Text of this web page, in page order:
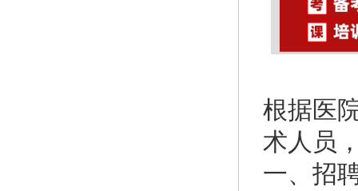
根据医
术人员
一、招